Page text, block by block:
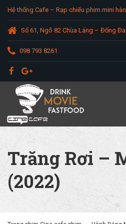
Hệ thống Cafe – Rạp chiếu phim mini
Số 61, Ngõ 82 Chùa Láng – Đống
098 793 8261
Trăng Rơi –
(2022)